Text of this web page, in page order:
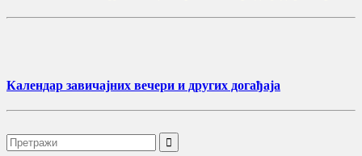
Календар завичајних вечери и других догађаја